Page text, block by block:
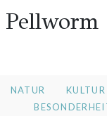
Pellworm
NATUR KULTUR